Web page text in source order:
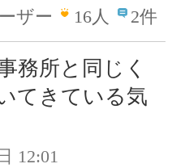
ザー
16人 2件
務所と同じく
てきている気
12:01